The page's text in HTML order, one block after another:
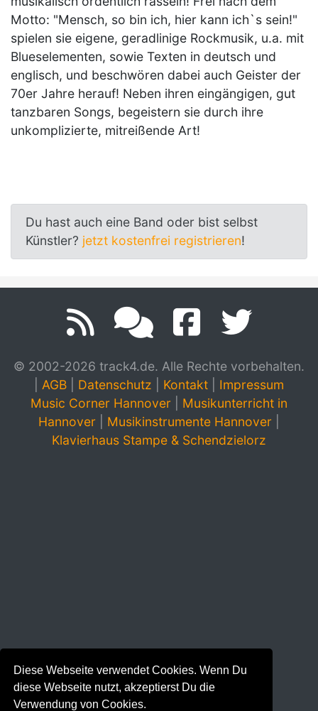
Diese Webseite verwendet Cookies. Wenn Du
diese Webseite nutzt, akzeptierst Du die
Verwendung von Cookies.
Motto: "Mensch, so bin ich, hier kann ich`s sein!"
spielen sie eigene, geradlinige Rockmusik, u.a. mit
Blueselementen, sowie Texten in deutsch und
englisch, und beschwören dabei auch Geister der
70er Jahre herauf! Neben ihren eingängigen, gut
tanzbaren Songs, begeistern sie durch ihre
unkomplizierte, mitreißende Art!
Du hast auch eine Band oder bist selbst
Künstler? jetzt kostenfrei registrieren!
© 2002-2026 track4.de. Alle Rechte vorbehalten.
AGB Datenschutz Kontakt
Impressum
Music Corner Hannover
Musikunterricht in
Hannover
Musikinstrumente Hannover
Klavierhaus Stampe & Schendzielorz